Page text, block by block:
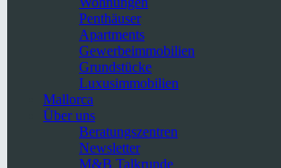
Penthäuser
Apartments
Gewerbeimmobilien
Grundstücke
Luxusimmobilien
Mallorca
Über uns
Beratungszentren
Newsletter
M&B Talkrunde